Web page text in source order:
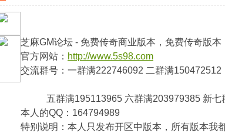
芝麻GM论坛 - 免费传奇商业版本，免费传奇版
官方网站： http://www.5s98.com
交流群号：一群满222746092 二群满
五群满195113965 六群满203979385 新七
本人的QQ：164794989
特别说明：本人只发布开区中版本，所有版本我